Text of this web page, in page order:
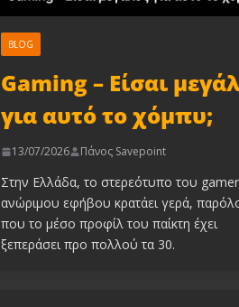
BLOG
Gaming – Είσαι
για αυτό το χόμπυ;
13/07/2026 Πάνος Savepoint
Στην Ελλάδα, το στερεότυπο του
ανώριμου εφήβου κρατάει γερά,
που το μέσο προφίλ του παίκτη έχει
ξεπεράσει προ πολλού τα 30.